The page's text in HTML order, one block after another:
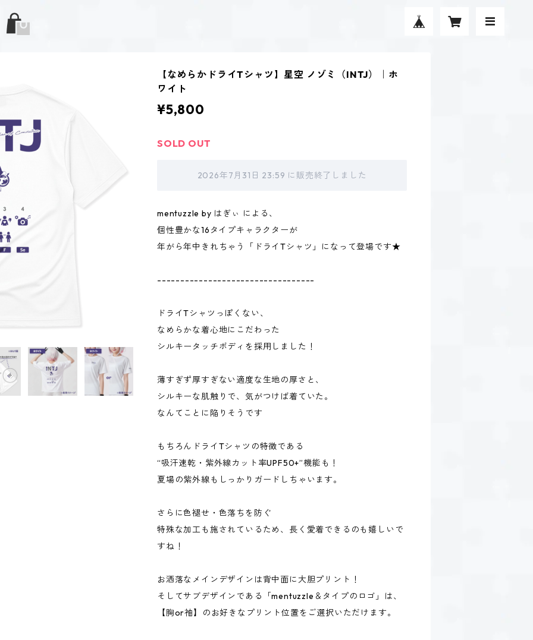
【なめらかドライTシャツ】星空 ノゾミ（INTJ）｜ホ
ワイト
¥5,800
SOLD OUT
2026年7月31日 23:59 に販売終了しました
mentuzzle by はぎぃ による、
個性豊かな16タイプキャラクターが
年がら年中きれちゃう「ドライTシャツ」になって登場です★
----------------------------------
ドライTシャツっぽくない、
なめらかな着心地にこだわった
シルキータッチボディを採用しました！
薄すぎず厚すぎない適度な生地の厚さと、
シルキーな肌触りで、気がつけば着ていた。
なんてことに陥りそうです
もちろんドライTシャツの特徴である
“吸汗速乾・紫外線カット率UPF50+”機能も！
夏場の紫外線もしっかりガードしちゃいます。
さらに色褪せ・色落ちを防ぐ
特殊な加工も施されているため、長く愛着できるのも嬉しいで
すね！
お洒落なメインデザインは背中面に大胆プリント！
そしてサブデザインである「mentuzzle＆タイプのロゴ」は、
【胸or袖】のお好きなプリント位置をご選択いただけます。